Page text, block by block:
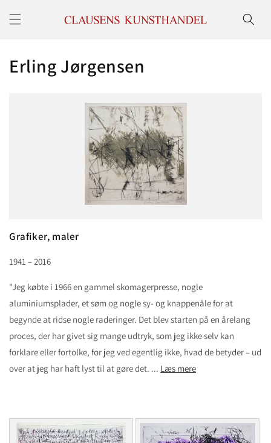
indhold
K
i
o
n
:
Erling Jørgensen
Grafiker, maler
1941 – 2016
"Jeg købte i 1966 en gammel skomagerpresse, nogle
aluminiumsplader, et søm og nogle sy- og knappenåle for at
begynde at ridse nogle raderinger. Det blev starten på en årelang
proces, der har givet sig mange udtryk, som jeg ikke selv kan
forklare eller fortolke, for jeg ved egentlig ikke, hvad de betyder – ud
over at jeg har haft lyst til at gøre det. ... Læs mere